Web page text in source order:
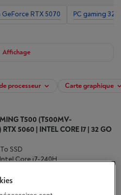
RTX 5070 PC gaming 32
Affichage
processeur Carte graphique
T500 (T500MV-
5060 | INTEL CORE I7 | 32 GO
SSD
Core i7-240H
Voir le stock